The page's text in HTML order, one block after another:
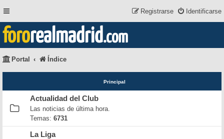
Identificarse
Registrarse
fororealmadrid.com
Portal Índice
Principal
Actualidad del Club
Las noticias de última hora.
Temas: 6731
La Liga